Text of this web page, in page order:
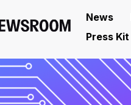
News
Press Kit